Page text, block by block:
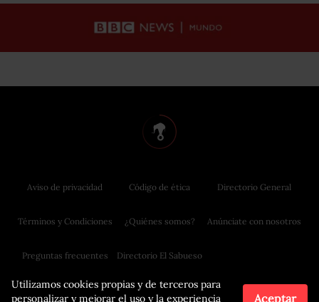
Utilizamos cookies propias y de terceros para
personalizar y mejorar el uso y la experiencia
Aceptar
Aviso de privacidad
Términos y Condiciones
Preguntas frecuentes
Código de ética
¿Quiénes somos?
Directorio El Sabueso
Directorio General
Anúnciate con nosotros